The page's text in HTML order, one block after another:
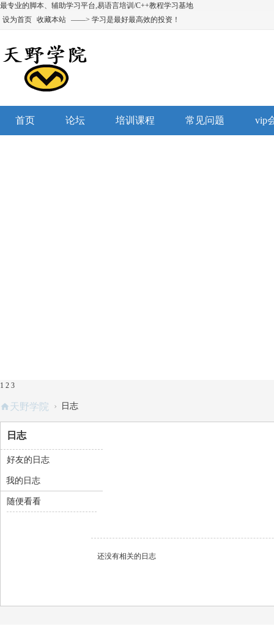
最专业的脚本、辅助学习平台,易语言培训/C++教程学习基地
设为首页 收藏本站 ——> 学习是最好最高效的投资！
首页 论坛 培训课程 常见问题 vip
1 2 3
天野学院 › 日志
日志
好友的日志
我的日志
随便看看
还没有相关的日志